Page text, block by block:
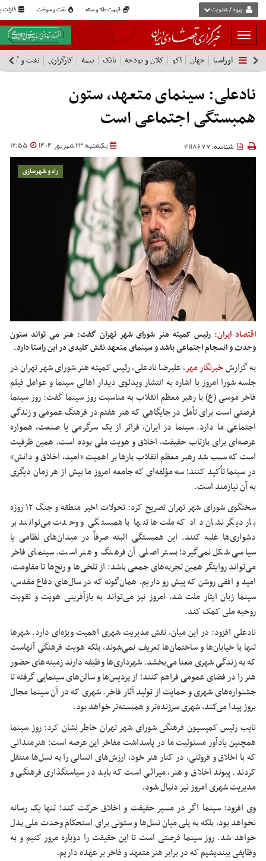
قیمت طلا و سکه نفت و سوخت فلزات ورود / عضویت
بار
و
بسته
نمودن
فهرست
اوراسیا جهان اکو کلان و بودجه بانک بیمه کارگزاری نفت و گاز
نادعلی: سینمای متعهد، ستون
همبستگی اجتماعی است
یکشنبه 23 شهریور 1404 12:55 شناسه: 4118677
راه و شهرسازی
اقتصاد ایران: رئیس کمیته هنر شورای شهر تهران گفت: هنر می تواند ستون
وحدت و انسجام اجتماعی باشد و سینمای متعهد نقش کلیدی در این راستا دارد.
به گزارشخبرنگار مهر، علیرضا نادعلی، رئیس کمیته هنر شورای شهر تهران در
جلسه شورا امروز با اشاره به انتشار ویدئوی دیدار اهالی سینما و عوامل فیلم
فاخر موسی (ع)با رهبر معظم انقلاب به مناسبت روز سینما گفت: روز سینما
فرصتی است برای تأمل در جایگاهی که هنر هفتم در فرهنگ عمومی و زندگی
اجتماعی ما دارد. سینما در ایران، فراتر از یک سرگرمی یا صنعت، همواره
عرصه‌ای برای بازتاب حقیقت، اخلاق و هویت ملی بوده است. همین ظرفیت
است که سبب شد رهبر معظم انقلاب بارها بر اهمیت «امید، اخلاق و دانش»
در سینما تأکید کنند؛ سه مؤلفه‌ای که جامعه امروز ما بیش از هر زمان دیگری
به آن نیازمند است.
سخنگوی شورای شهر تهران تصریح کرد: تحولات اخیر منطقه و جنگ ۱۲ روزه
بار دیگر نشان داد که ملت‌ها تنها با همبستگی و وحدت می‌توانند بر
دشواری‌ها غلبه کنند. این همبستگی البته صرفاً در میدان‌های نظامی یا
سیاسی شکل نمی‌گیرد؛ بستر اصلی آن فرهنگ و هنر است. سینمای فاخر
می‌تواند روایتگر همین تجربه‌های جمعی باشد: از تلخی‌ها و رنج‌ها تا مقاومت،
امید و افقی روشن که پیش رو داریم. همان‌گونه که در سال‌های دفاع مقدس،
سینما زبان ایثار ملت شد، امروز نیز می‌تواند به بازآفرینی هویت و تقویت
روحیه ملی کمک کند.
نادعلی افزود: در این میان، نقش مدیریت شهری اهمیت ویژه‌ای دارد. شهرها
تنها با خیابان‌ها و ساختمان‌ها تعریف نمی‌شوند، بلکه هویت فرهنگی آنهاست
که به زندگی شهری معنا می‌بخشد. شهرداری‌ها وظیفه دارند زمینه‌های حضور
هنر را در فضای عمومی فراهم کنند؛ از پردیس‌ها و سالن‌های سینمایی گرفته تا
جشنواره‌های شهری و حمایت از تولید آثار فاخر. شهری که در آن سینما مجال
بروز پیدا می‌کند، شهری سرزنده‌تر و همبسته‌تر خواهد بود.
نایب رئیس کمیسیون فرهنگی شورای شهر تهران خاطر نشان کرد: روز سینما
همچنین یادآور مسئولیت ما در پاسداشت مفاخر این عرصه است؛ هنرمندانی
که با اخلاق و فروتنی، در کنار هنر خود، ارزش‌های انسانی را به نسل‌ها منتقل
کردند. پیوند اخلاق و هنر، میراثی است که باید در سیاستگذاری فرهنگی و
مدیریت شهری امروز نیز دنبال شود.
وی افزود: سینما اگر در مسیر حقیقت و اخلاق حرکت کند؛ تنها یک رسانه
نخواهد بود، بلکه به پلی میان نسل‌ها و ستونی برای استحکام وحدت ملی بدل
خواهد شد. روز سینما فرصتی است تا این حقیقت را دوباره مرور کنیم و به
وظایفی بیندیشیم که در برابر هنر متعهد و فاخر بر عهده داریم.